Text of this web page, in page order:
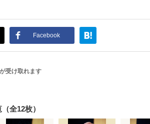
Facebook
受け取れます
全12枚）